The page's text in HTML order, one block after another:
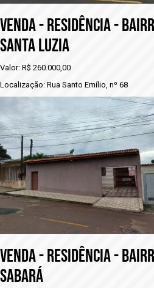
vENDA - RESIDÊNCIA -
SANTA LUZIA
Valor: R$ 260.000,00
Localização: Rua Santo Emílio, nº 68
VENDA - RESIDÊNCIA -
SABARÁ